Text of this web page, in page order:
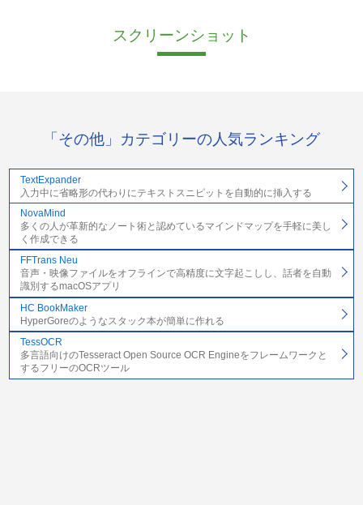
スクリーンショット
「その他」カテゴリーの人気ランキング
TextExpander
入力中に省略形の代わりにテキストスニピットを自動的に挿入する
NovaMind
多くの人が革新的なノート術と認めているマインドマップを手軽に美し
く作成できる
FFTrans Neu
音声・映像ファイルをオフラインで高精度に文字起こしし、話者を自動
識別するmacOSアプリ
HC BookMaker
HyperGoreのようなスタック本が簡単に作れる
TessOCR
多言語向けのTesseract Open Source OCR Engineをフレームワークと
するフリーのOCRツール